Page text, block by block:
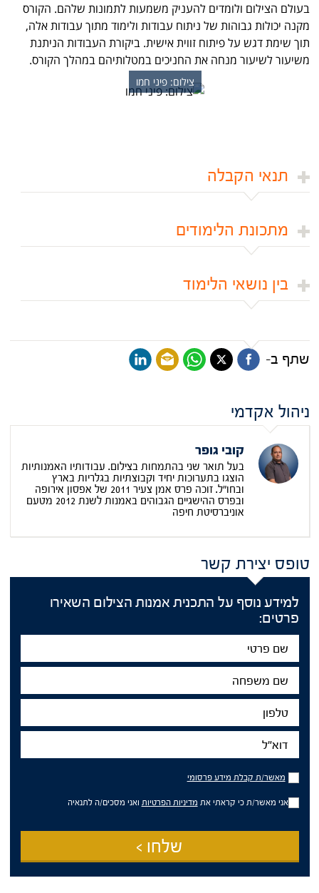
בעולם הצילום ולומדים להעניק משמעות לתמונות שלהם. הקורס
מקנה יכולות גבוהות של ניתוח עבודות ולימוד מתוך עבודות אלה,
תוך שימת דגש על פיתוח זווית אישית. ביקורת העבודות הניתנת
משיעור לשיעור מנחה את החניכים במטלותיהם במהלך הקורס.
צילום: פיני חמו
תנאי הקבלה
מתכונת הלימודים
בין נושאי הלימוד
שתף ב-
ניהול אקדמי
קובי גופר
בעל תואר שני בהתמחות בצילום. עבודותיו האמנותיות
הוצגו בתערוכות יחיד וקבוצתיות בגלריות בארץ
ובחו"ל. זוכה פרס אמן צעיר 2011 של אפסון אירופה
ובפרס ההישגיים הגבוהים באמנות לשנת 2012 מטעם
אוניברסיטת חיפה
טופס יצירת קשר
למידע נוסף על התכנית אמנות הצילום השאירו
פרטים:
שם
פרטי
שם
משפחה
טלפון
דוא"ל
מאשר/ת
קבלת
מידע
פרסומי
מאשר/ת קבלת מידע פרסומי
אני מאשר/ת כי קראתי את מדיניות הפרטיות ואני מסכים/ה לתנאיה
שלחו >